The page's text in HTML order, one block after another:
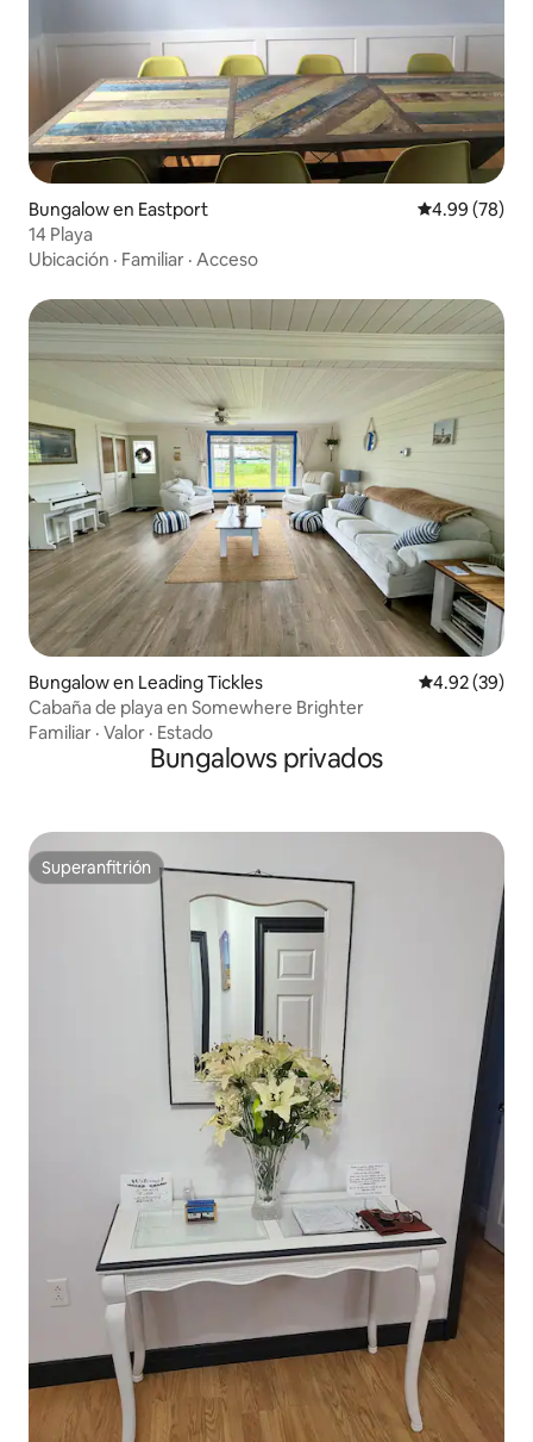
Bungalow en Eastport Calificación
4.99 (78)
14 Playa
Ubicación · Familiar · Acceso
Bungalow en Leading Tickles Calificación
4.92 (39)
Cabaña de playa en Somewhere Brighter
Familiar · Valor · Estado
Bungalows privados
Superanfitrión
Superanfitrión